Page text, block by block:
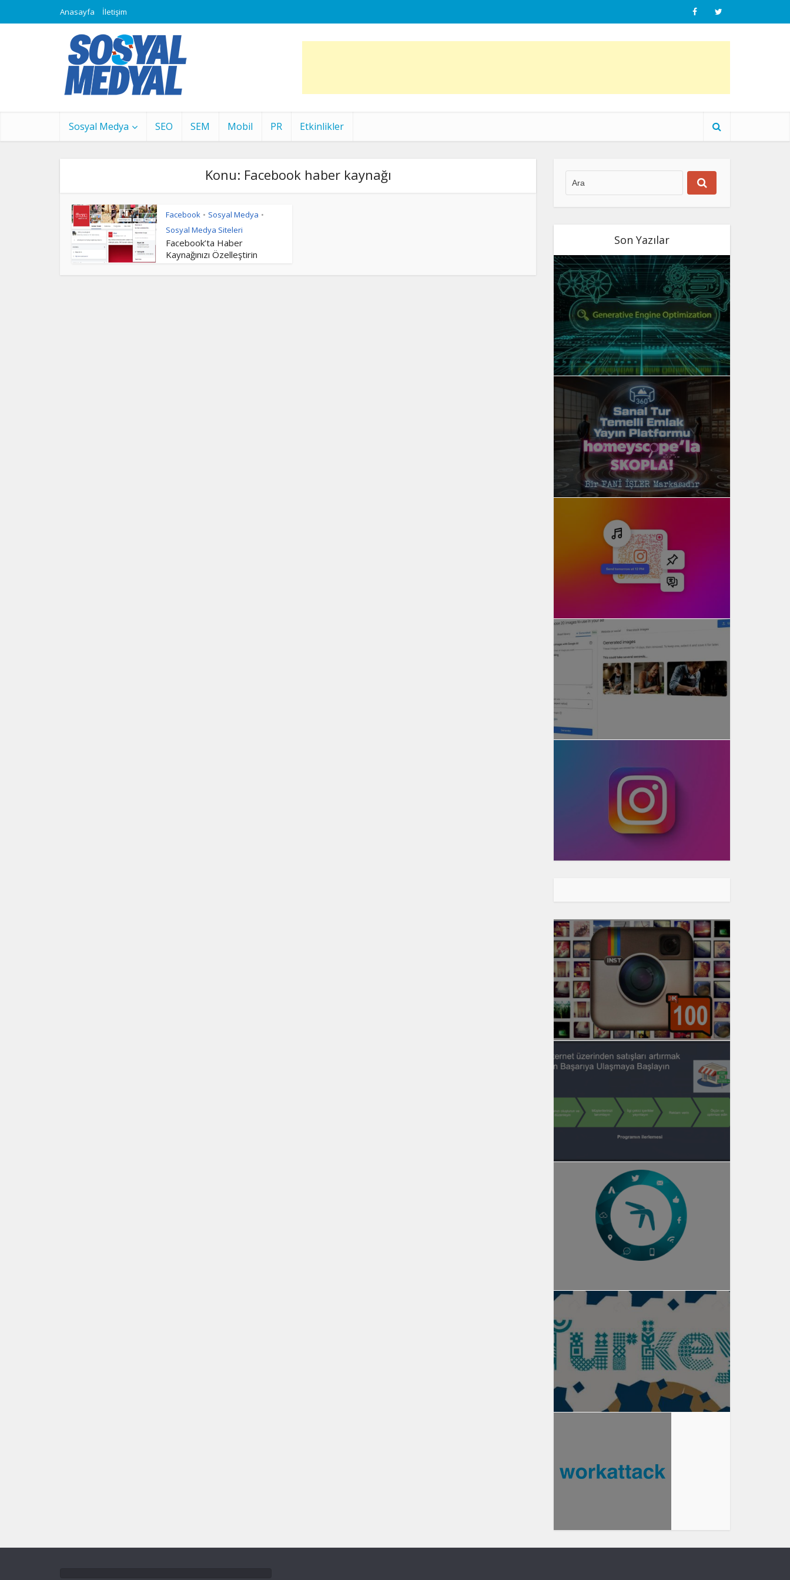
Anasayfa İletişim
Sosyal Medya SEO SEM Mobil PR Etkinlikler
Konu: Facebook haber kaynağı
Facebook • Sosyal Medya •
Sosyal Medya Siteleri
Facebook’ta Haber
Kaynağınızı Özelleştirin
Son Yazılar